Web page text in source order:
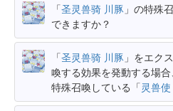
「圣灵兽骑 川豚 」の特殊
できますか？
「圣灵兽骑 川豚 」をエク
喚する効果を発動する場
特殊召喚している「灵兽